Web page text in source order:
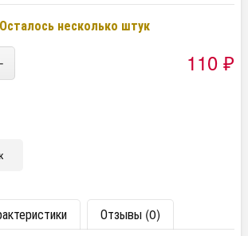
Осталось несколько штук
110 ₽
Отзывы (0)